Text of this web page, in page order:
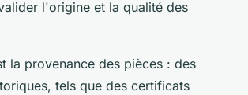
l'origine et la qualité des
la provenance des pièces : des
tels que des certificats